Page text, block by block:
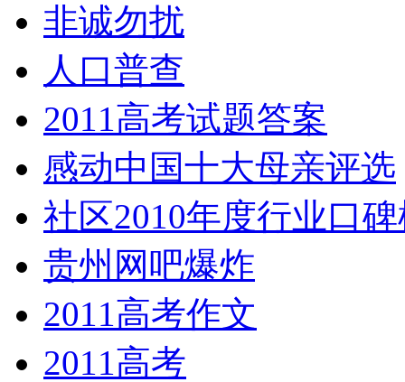
非诚勿扰
人口普查
2011高考试题答案
感动中国十大母亲评选
社区2010年度行业口
贵州网吧爆炸
2011高考作文
2011高考